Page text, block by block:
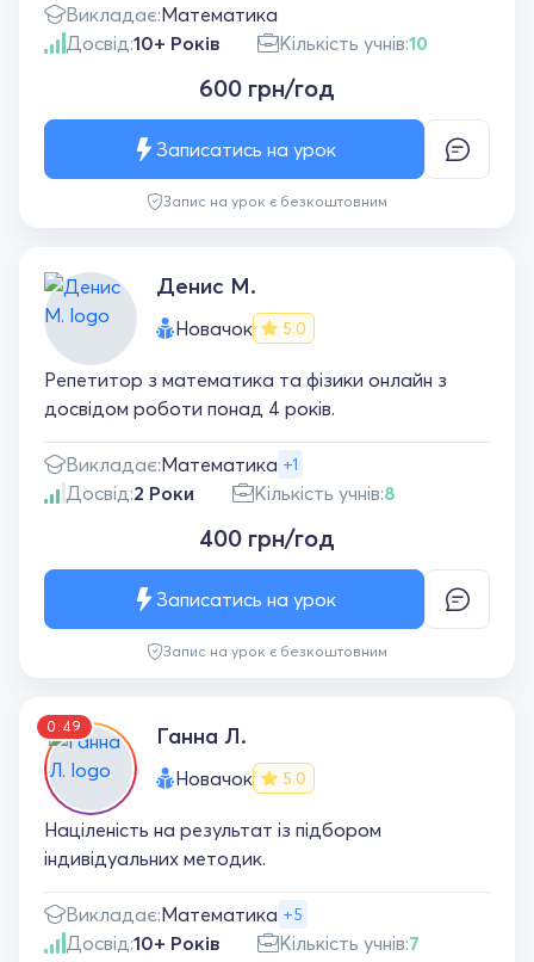
Викладає:Математика
Досвід:10+ Років Кількість учнів:10
600 грн/год
Запис на урок є безкоштовним
Записатись на урок
Денис М.
Новачок 5.0
Репетитор з математика та фізики онлайн з
досвідом роботи понад 4 років.
Викладає:Математика +1
Досвід:2 Роки Кількість учнів:8
400 грн/год
Запис на урок є безкоштовним
Записатись на урок
0:49 Ганна Л.
Новачок 5.0
Націленість на результат із підбором
індивідуальних методик.
Викладає:Математика +5
Досвід:10+ Років Кількість учнів:7